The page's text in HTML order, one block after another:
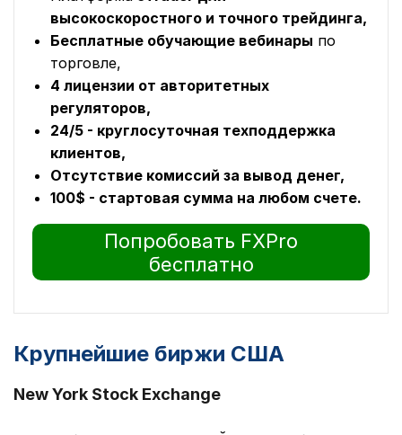
высокоскоростного и точного трейдинга,
Бесплатные обучающие вебинары по
торговле,
4 лицензии от авторитетных
регуляторов,
24/5 - круглосуточная техподдержка
клиентов,
Отсутствие комиссий за вывод денег,
100$ - стартовая сумма на любом счете.
Попробовать FXPro
бесплатно
Крупнейшие биржи США
New York Stock Exchange